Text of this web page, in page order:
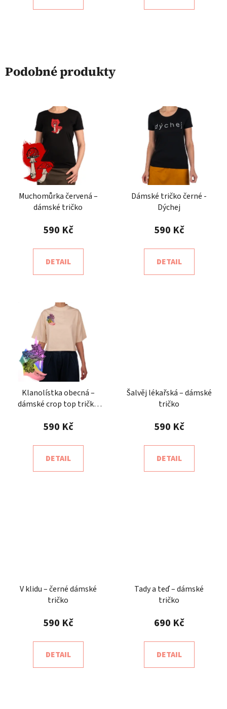
Podobné produkty
Muchomůrka červená –
dámské tričko
590 Kč
DETAIL
Dámské tričko černé -
Dýchej
590 Kč
DETAIL
Klanolístka obecná –
dámské crop top tričko
590 Kč
DETAIL
Šalvěj lékařská – dámské
tričko
590 Kč
DETAIL
V klidu – černé dámské
tričko
590 Kč
DETAIL
Tady a teď – dámské
tričko
690 Kč
DETAIL